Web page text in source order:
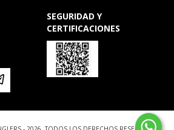
SEGURIDAD Y
CERTIFICACIONES